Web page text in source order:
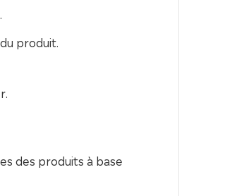
produit.
des produits à base